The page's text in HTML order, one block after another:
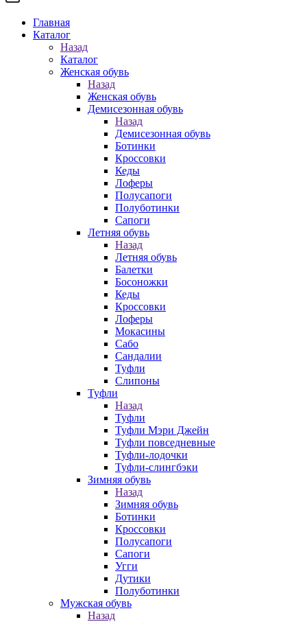
Главная
Каталог
Назад
Каталог
Женская обувь
Назад
Женская обувь
Демисезонная обувь
Назад
Демисезонная обувь
Ботинки
Кроссовки
Кеды
Лоферы
Полусапоги
Полуботинки
Сапоги
Летняя обувь
Назад
Летняя обувь
Балетки
Босоножки
Кеды
Кроссовки
Лоферы
Мокасины
Сабо
Сандалии
Туфли
Слипоны
Туфли
Назад
Туфли
Туфли Мэри Джейн
Туфли повседневные
Туфли-лодочки
Туфли-слингбэки
Зимняя обувь
Назад
Зимняя обувь
Ботинки
Кроссовки
Полусапоги
Сапоги
Угги
Дутики
Полуботинки
Мужская обувь
Назад